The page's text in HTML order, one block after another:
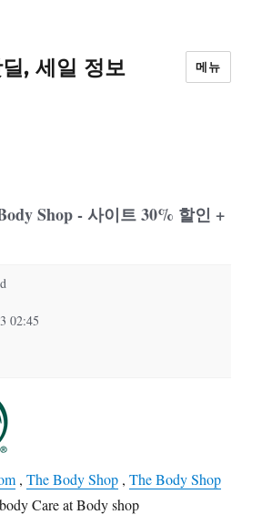
, 세일 정보 메뉴
Shop - 사이트 30% 할인 +
02:45
,The Body Shop ,The Body Shop
Care at Body shop